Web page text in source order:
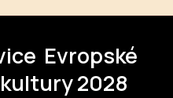
Evropské
2028